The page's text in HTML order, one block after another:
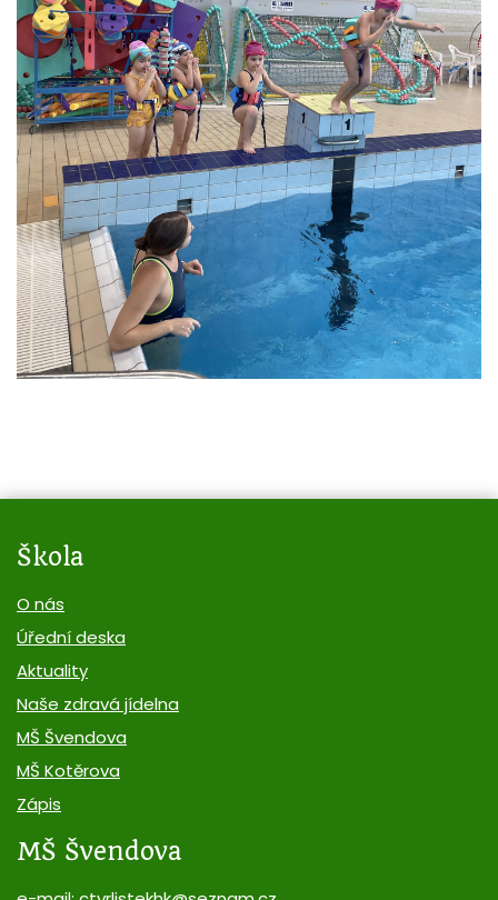
Škola
O nás
Úřední deska
Aktuality
Naše zdravá jídelna
MŠ Švendova
MŠ Kotěrova
Zápis
MŠ Švendova